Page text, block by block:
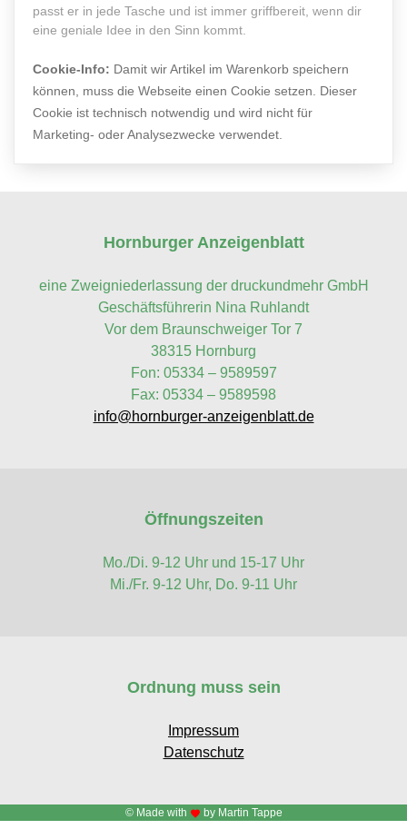
passt er in jede Tasche und ist immer griffbereit, wenn dir
eine geniale Idee in den Sinn kommt.
Cookie-Info: Damit wir Artikel im Warenkorb speichern
können, muss die Webseite einen Cookie setzen. Dieser
Cookie ist technisch notwendig und wird nicht für
Marketing- oder Analysezwecke verwendet.
Hornburger Anzeigenblatt
eine Zweigniederlassung der druckundmehr GmbH
Geschäftsführerin Nina Ruhlandt
Vor dem Braunschweiger Tor 7
38315 Hornburg
Fon: 05334 – 9589597
Fax: 05334 – 9589598
info@hornburger-anzeigenblatt.de
Öffnungszeiten
Mo./Di. 9-12 Uhr und 15-17 Uhr
Mi./Fr. 9-12 Uhr, Do. 9-11 Uhr
Ordnung muss sein
Impressum
Datenschutz
© Made with by Martin Tappe